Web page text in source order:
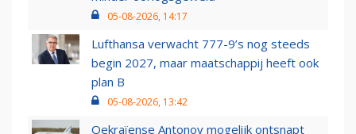
05-08-2026, 14:17
Lufthansa verwacht 777-9’s nog steeds
begin 2027, maar maatschappij heeft ook
plan B
05-08-2026, 13:42
Oekraïense Antonov mogelijk ontsnapt